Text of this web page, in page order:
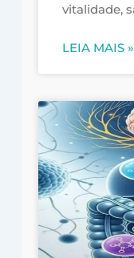
vitalidade,
LEIA MAIS »